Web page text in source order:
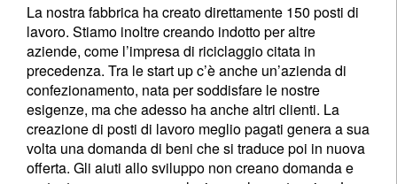
La nostra fabbrica ha creato direttamente 150 posti di
lavoro. Stiamo inoltre creando indotto per altre
aziende, come l’impresa di riciclaggio citata in
precedenza. Tra le start up c’è anche un’azienda di
confezionamento, nata per soddisfare le nostre
esigenze, ma che adesso ha anche altri clienti. La
creazione di posti di lavoro meglio pagati genera a sua
volta una domanda di beni che si traduce poi in nuova
offerta. Gli aiuti allo sviluppo non creano domanda e